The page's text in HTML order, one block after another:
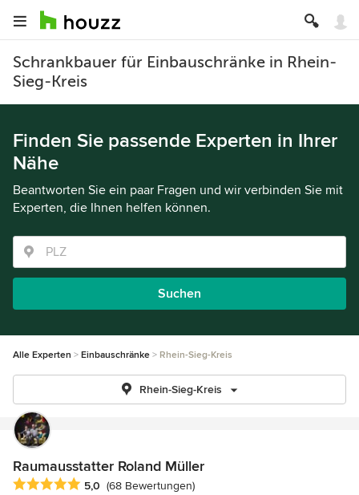
Schrankbauer für Einbauschränke in Rhein-
Sieg-Kreis
Finden Sie passende Experten in Ihrer
Nähe
Beantworten Sie ein paar Fragen und wir verbinden Sie mit
Experten, die Ihnen helfen können.
Suchen
Alle Experten Einbauschränke Rhein-Sieg-Kreis
Rhein-Sieg-Kreis
Raumausstatter Roland Müller
Durchschnittliche Bewertung: 5 von 5 Sternen
5,0 (68 Bewertungen)